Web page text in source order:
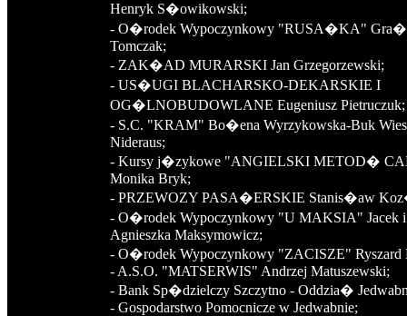
Henryk S�owikowski;
- O�rodek Wypoczynkowy "RUSA�KA"
Tomczak;
- ZAK�AD MURARSKI Jan Grzegorzewski;
- US�UGI BLACHARSKO-DEKARSKIE I
OG�LNOBUDOWLANE Eugeniusz Pietruczuk;
- S.C. "KRAM" Bo�ena Wyrzykowska-Buk
Nideraus;
- Kursy j�zykowe "ANGIELSKI METOD�
Monika Bryk;
- PRZEWOZY PASA�ERSKIE Stanis�aw
- O�rodek Wypoczynkowy "U MAKSIA" Jacek i
Agnieszka Maksymowicz;
- O�rodek Wypoczynkowy "ZACISZE" Ryszard
- A.S.O. "MATSERWIS" Andrzej Matuszewski;
- Bank Sp�dzielczy Szczytno - Oddzia�
- Gospodarstwo Pomocnicze w Jedwabnie;